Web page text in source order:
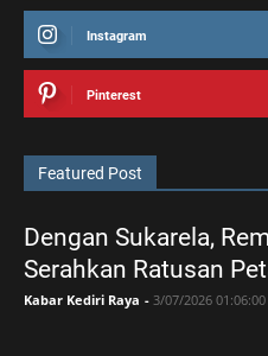
Instagram
Pinterest
Featured Post
Dengan Sukarela,
Serahkan Ratusan
Kabar Kediri Raya - 3/07/2026 01:06:00